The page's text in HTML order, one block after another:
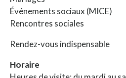
Événements sociaux (MICE)
Rencontres sociales
Rendez-vous indispensable
Horaire